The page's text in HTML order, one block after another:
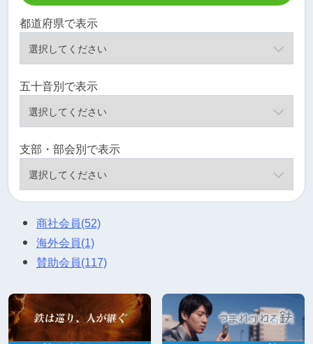
都道府県で表示
五十音別で表示
支部・部会別で表示
商社会員(52)
海外会員(1)
賛助会員(117)